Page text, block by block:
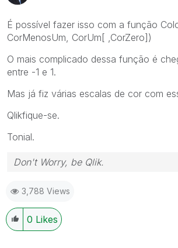
É possível fazer isso com a função
CorMenosUm, CorUm[ ,CorZero])
O mais complicado dessa função é
entre -1 e 1.
Mas já fiz várias escalas de cor com
Qlikfique-se.
Tonial.
Don't Worry, be Qlik.
3,788 Views
0 Likes